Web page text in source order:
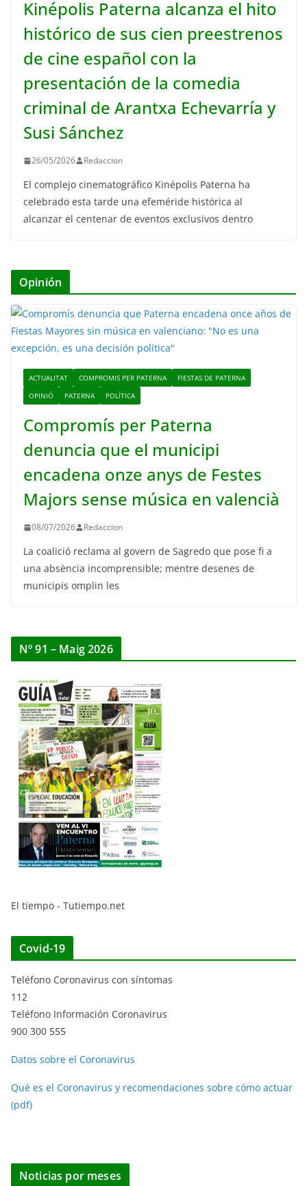
Kinépolis Paterna alcanza el hito
histórico de sus cien preestrenos
de cine español con la
presentación de la comedia
criminal de Arantxa Echevarría y
Susi Sánchez
26/05/2026 Redaccion
El complejo cinematográfico Kinépolis Paterna ha
celebrado esta tarde una efeméride histórica al
alcanzar el centenar de eventos exclusivos dentro
Opinión
ACTUALITAT COMPROMIS PER PATERNA
FIESTAS DE PATERNA
OPINIÓ
PATERNA POLÍTICA
Compromís per Paterna
denuncia que el municipi
encadena onze anys de Festes
Majors sense música en valencià
08/07/2026 Redaccion
La coalició reclama al govern de Sagredo que pose fi a
una absència incomprensible; mentre desenes de
municipis omplin les
Nº 91 – Maig 2026
El tiempo - Tutiempo.net
Covid-19
Teléfono Coronavirus con síntomas
112
Teléfono Información Coronavirus
900 300 555
Datos sobre el Coronavirus
Qué es el Coronavirus y recomendaciones sobre cómo actuar
(pdf)
Noticias por meses